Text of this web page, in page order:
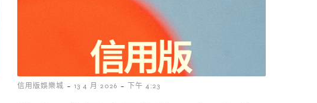
信用版娛樂城 - 13 4 月 2026 - 下午 4:23